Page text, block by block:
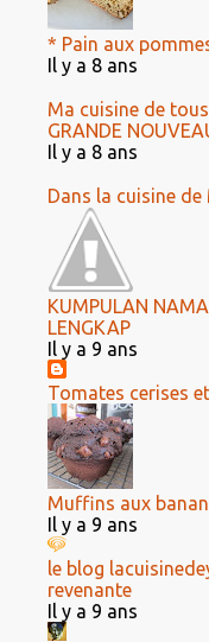
* Pain aux
Il y a 8 ans
Ma cuisine de
GRANDE
Il y a 8 ans
Dans la cuisine de
KUMPULAN
LENGKAP
Il y a 9 ans
Tomates cerises
Muffins aux
Il y a 9 ans
le blog
revenante
Il y a 9 ans